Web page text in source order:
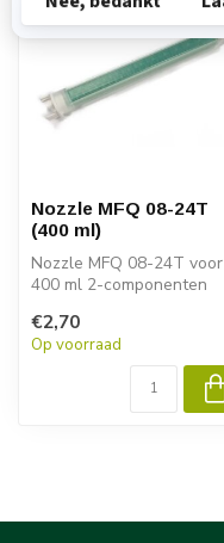
Nozzle MFQ 08-24T
(400 ml)
Nozzle MFQ 08-24T voor
400 ml 2-componenten
nauwkeuri...
€2,70
Op voorraad